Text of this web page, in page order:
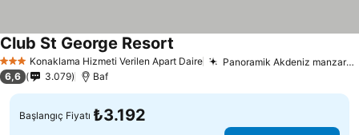
3 YıldızKonaklama Hizmeti Verilen Apart Daire Panoramik Akdeniz manzaraları
Club St George Resort
6,6 3.079 Baf
Başlangıç Fiyatı ₺3.192